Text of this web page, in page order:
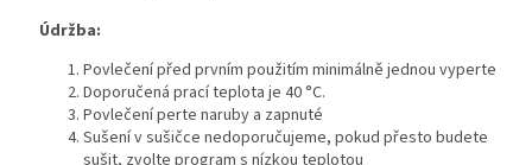
Údržba:
Povlečení před prvním použitím minimálně jednou vyperte
Doporučená prací teplota je 40 °C.
Povlečení perte naruby a zapnuté
Sušení v sušičce nedoporučujeme, pokud přesto budete